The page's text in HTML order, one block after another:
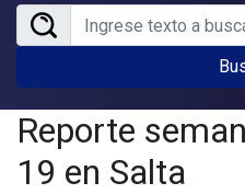
Reporte
19 en Salta